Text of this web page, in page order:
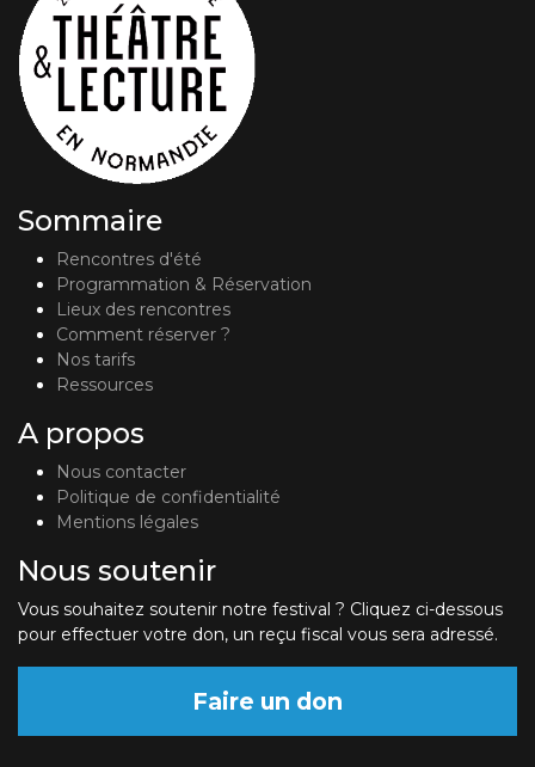
Sommaire
Rencontres d'été
Programmation & Réservation
Lieux des rencontres
Comment réserver ?
Nos tarifs
Ressources
A propos
Nous contacter
Politique de confidentialité
Mentions légales
Nous soutenir
Vous souhaitez soutenir notre festival ? Cliquez ci-dessous
pour effectuer votre don, un reçu fiscal vous sera adressé.
Faire un don